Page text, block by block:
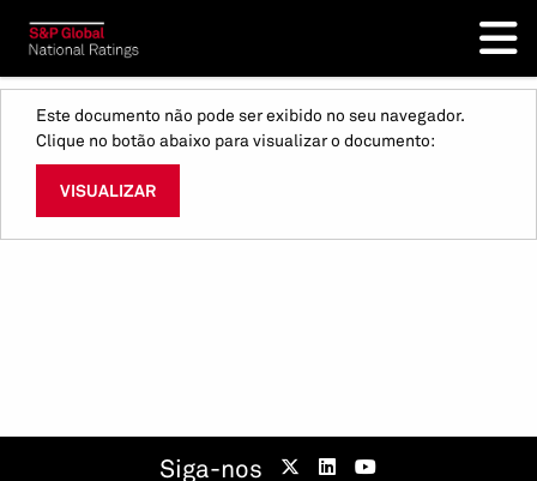
Este documento não pode ser exibido no seu navegador.
Clique no botão abaixo para visualizar o documento:
VISUALIZAR
Siga-nos